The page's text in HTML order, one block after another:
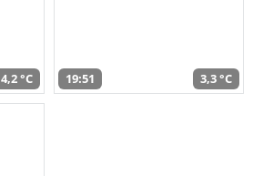
4,2 °C 19:51 3,3 °C